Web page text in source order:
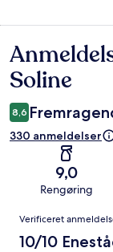
Soline
8,6
330 anmeldelser
9,0
Rengøring
Verificeret
10/10